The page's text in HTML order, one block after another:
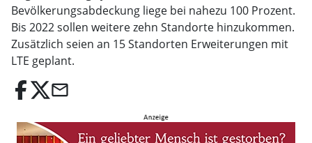
Bevölkerungsabdeckung liege bei nahezu 100 Prozent.
Bis 2022 sollen weitere zehn Standorte hinzukommen.
Zusätzlich seien an 15 Standorten Erweiterungen mit
LTE geplant.
email